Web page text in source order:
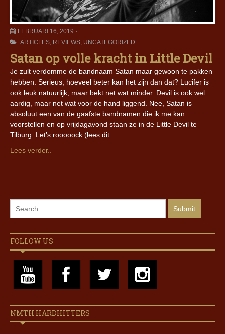
FEBRUARI 16, 2019
ARTICLES, REVIEWS, UNCATEGORIZED
Satan op volle kracht in Little Devil
Je zult verdomme de bandnaam Satan maar gewoon te pakken
hebben. Serieus, hoeveel beter kan het zijn dan dat? Lucifer is
ook leuk natuurlijk, maar bekt net wat minder. Devil is ook wel
aardig, maar net wat voor de hand liggend. Nee, Satan is
absoluut een van de gaafste bandnamen die ik me kan
voorstellen en op vrijdagavond staan ze in de Little Devil te
Tilburg. Let’s rooooock (lees dit
Lees verder..
FOLLOW US
NMTH HARDHITTERS